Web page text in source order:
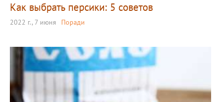
Как выбрать персики: 5 советов
2022 г., 7 июня Поради